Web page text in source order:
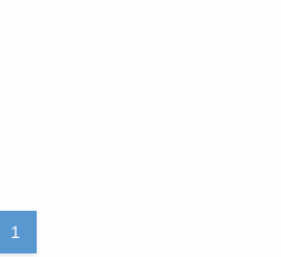
1